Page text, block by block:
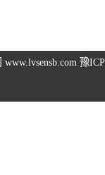
www.lvsensb.com 豫ICP